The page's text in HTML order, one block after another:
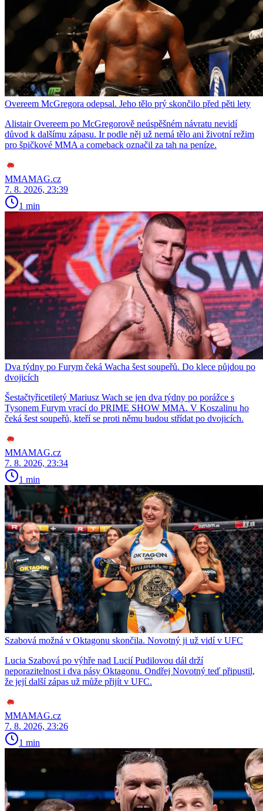
Overeem McGregora odepsal. Jeho tělo prý skončilo před pěti lety
Alistair Overeem po McGregorově neúspěšném návratu nevidí
důvod k dalšímu zápasu. Ir podle něj už nemá tělo ani životní režim
pro špičkové MMA a comeback označil za tah na peníze.
MMAMAG.cz
7. 8. 2026, 23:39
1 min
Dva týdny po Furym čeká Wacha šest soupeřů. Do klece půjdou po
dvojicích
Šestačtyřicetiletý Mariusz Wach se jen dva týdny po porážce s
Tysonem Furym vrací do PRIME SHOW MMA. V Koszalinu ho
čeká šest soupeřů, kteří se proti němu budou střídat po dvojicích.
MMAMAG.cz
7. 8. 2026, 23:34
1 min
Szabová možná v Oktagonu skončila. Novotný ji už vidí v UFC
Lucia Szabová po výhře nad Lucií Pudilovou dál drží
neporazitelnost i dva pásy Oktagonu. Ondřej Novotný teď připustil,
že její další zápas už může přijít v UFC.
MMAMAG.cz
7. 8. 2026, 23:26
1 min